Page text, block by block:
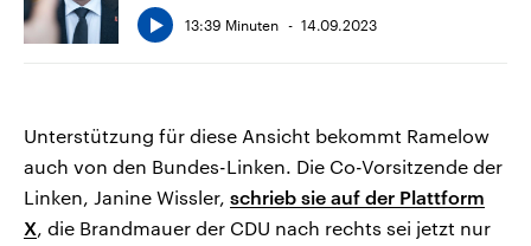
13:39 Minuten 14.09.2023
Unterstützung für diese Ansicht bekommt Ramelow
auch von den Bundes-Linken. Die Co-Vorsitzende der
Linken, Janine Wissler, schrieb sie auf der Plattform
X, die Brandmauer der CDU nach rechts sei jetzt nur